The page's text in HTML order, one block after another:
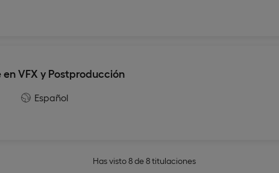
VFX y Postproducción
Español
Has visto 8 de 8 titulaciones